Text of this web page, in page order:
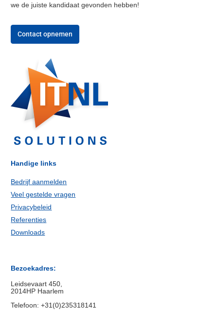
we de juiste kandidaat gevonden hebben!
Contact opnemen
Handige links
Bedrijf aanmelden
Veel gestelde vragen
Privacybeleid
Referenties
Downloads
Bezoekadres:
Leidsevaart 450,
2014HP Haarlem
Telefoon: +31(0)235318141